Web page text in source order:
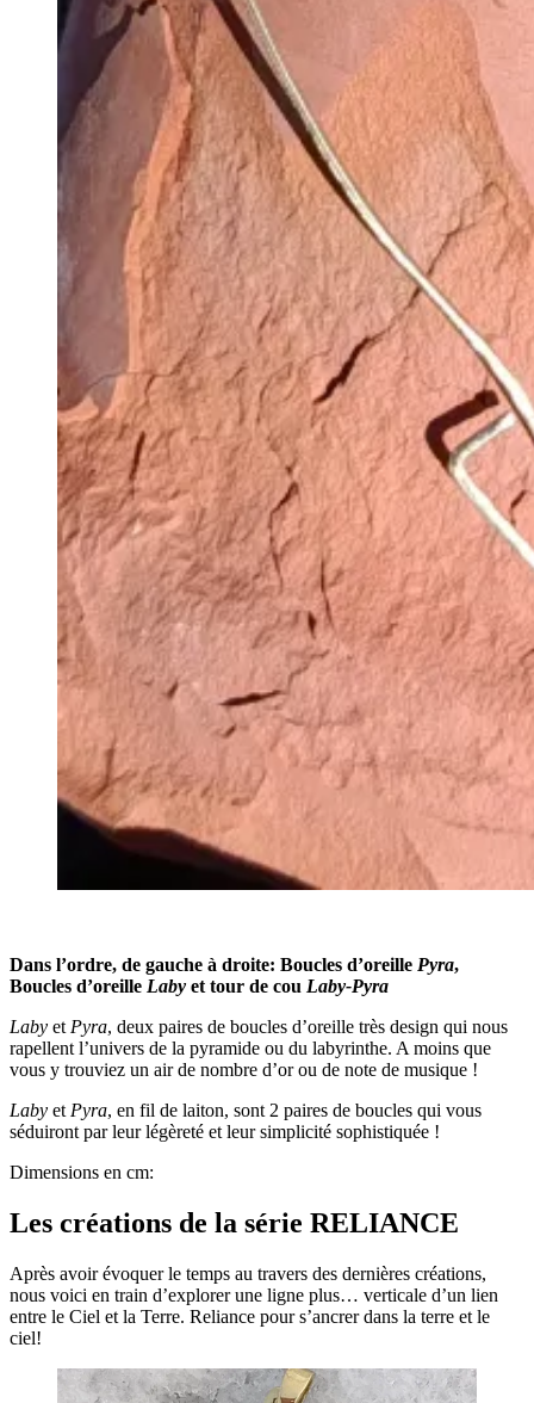
Dans l’ordre, de gauche à droite: Boucles d’oreille Pyra,
Boucles d’oreille Laby et tour de cou Laby-Pyra
Laby et Pyra, deux paires de boucles d’oreille très design qui nous
rapellent l’univers de la pyramide ou du labyrinthe. A moins que
vous y trouviez un air de nombre d’or ou de note de musique !
Laby et Pyra, en fil de laiton, sont 2 paires de boucles qui vous
séduiront par leur légèreté et leur simplicité sophistiquée !
Dimensions en cm:
Les créations de la série RELIANCE
Après avoir évoquer le temps au travers des dernières créations,
nous voici en train d’explorer une ligne plus… verticale d’un lien
entre le Ciel et la Terre. Reliance pour s’ancrer dans la terre et le
ciel!